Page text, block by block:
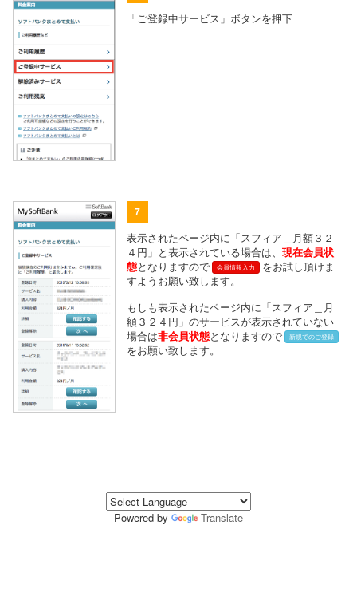
「ご登録中サービス」ボタンを押下
7
表示されたページ内に「スフィア＿月額３２
４円」と表示されている場合は、現在会員状
態となりますので 会員情報入力
をお試し頂けま
すようお願い致します。
もしも表示されたページ内に「スフィア＿月
額３２４円」のサービスが表示されていない
場合は非会員状態となりますので 新規でのご登録
をお願い致します。
Powered by Translate